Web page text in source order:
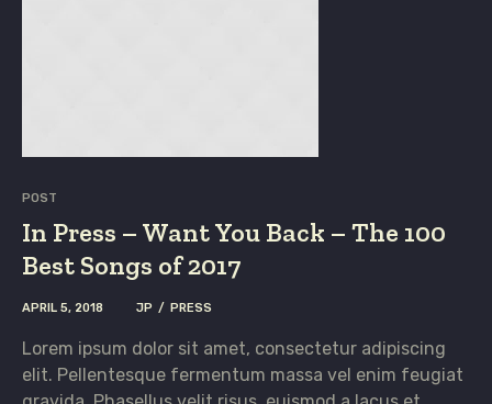
POST
In Press – Want You Back – The 100
Best Songs of 2017
APRIL 5, 2018 JP PRESS
Lorem ipsum dolor sit amet, consectetur adipiscing
elit. Pellentesque fermentum massa vel enim feugiat